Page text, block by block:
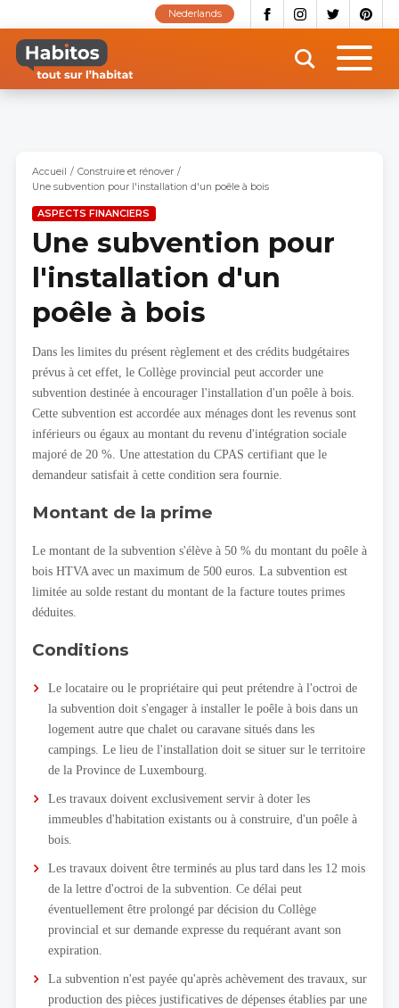
contenu
principal
Nederlands
Accueil
Construire et rénover
Une subvention pour l'installation d'un poêle à bois
ASPECTS FINANCIERS
Une subvention pour
l'installation d'un
poêle à bois
Dans les limites du présent règlement et des crédits budgétaires
prévus à cet effet, le Collège provincial peut accorder une
subvention destinée à encourager l'installation d'un poêle à bois.
Cette subvention est accordée aux ménages dont les revenus sont
inférieurs ou égaux au montant du revenu d'intégration sociale
majoré de 20 %. Une attestation du CPAS certifiant que le
demandeur satisfait à cette condition sera fournie.
Montant de la prime
Le montant de la subvention s'élève à 50 % du montant du poêle à
bois HTVA avec un maximum de 500 euros. La subvention est
limitée au solde restant du montant de la facture toutes primes
déduites.
Conditions
Le locataire ou le propriétaire qui peut prétendre à l'octroi de
la subvention doit s'engager à installer le poêle à bois dans un
logement autre que chalet ou caravane situés dans les
campings. Le lieu de l'installation doit se situer sur le territoire
de la Province de Luxembourg.
Les travaux doivent exclusivement servir à doter les
immeubles d'habitation existants ou à construire, d'un poêle à
bois.
Les travaux doivent être terminés au plus tard dans les 12 mois
de la lettre d'octroi de la subvention. Ce délai peut
éventuellement être prolongé par décision du Collège
provincial et sur demande expresse du requérant avant son
expiration.
La subvention n'est payée qu'après achèvement des travaux, sur
production des pièces justificatives de dépenses établies par une